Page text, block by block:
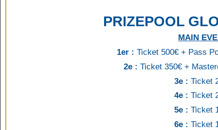
PRIZEPOOL
MAIN
1er : Ticket 500€ + Pass
2e : Ticket 350€ +
3e : Ticket
4e : Ticket
5e : Ticket
6e : Ticket